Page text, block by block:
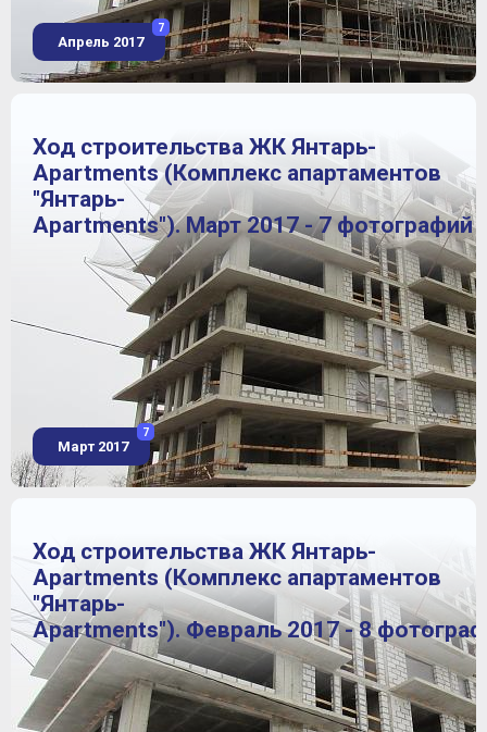
Апрель 2017
7
Ход строительства ЖК Янтарь-
Apartments (Комплекс апартаментов
"Янтарь-
Apartments"). Март 2017 - 7 фотографий
Март 2017
7
Ход строительства ЖК Янтарь-
Apartments (Комплекс апартаментов
"Янтарь-
Apartments"). Февраль 2017 - 8